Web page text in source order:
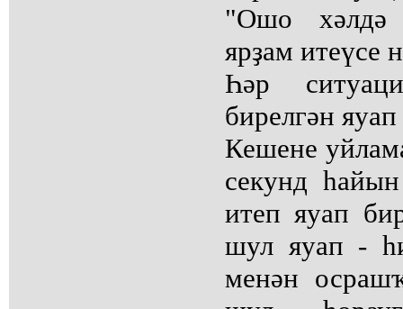
"Ошо хәлдә
ярҙам итеүсе
Һәр
бирелгән
Кешене
секунд
итеп яуап
шул яуап -
менән